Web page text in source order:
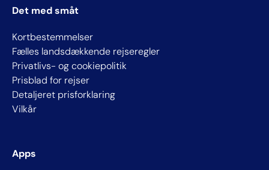
Det med småt
Kortbestemmelser
Fælles landsdækkende rejseregler
Privatlivs- og cookiepolitik
Prisblad for rejser
Detaljeret prisforklaring
Vilkår
Apps